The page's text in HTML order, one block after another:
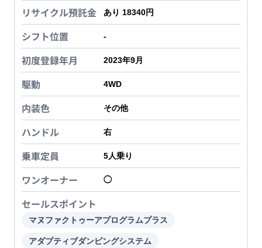
リサイクル預託金 あり 18340円
シフト位置 -
初度登録年月 2023年9月
駆動 4WD
内装色 その他
ハンドル 右
乗車定員 5人乗り
ワンオーナー ◯
セールスポイント
マヌファクトゥーアプログラムプラス
アダプティブダンピングシステム